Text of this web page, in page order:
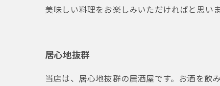
美味しい料理をお楽しみいただければと思いま
居心地抜群
当店は、居心地抜群の居酒屋です。お酒を飲